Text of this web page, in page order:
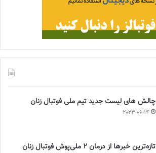
چالش هاى ليست جدید تيم ملى فوتبال زنان
2023-06-14
تازه‌ترین خبرها از درمان ۲ ملی‌پوش فوتبال زنان